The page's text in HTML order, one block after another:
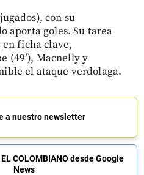
con su
aporta goles. Su tarea
ficha clave,
(49’), Macnelly y
el ataque verdolaga.
a nuestro newsletter
COLOMBIANO desde Google
News